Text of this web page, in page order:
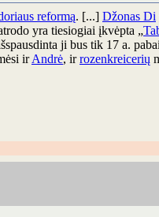
reformą. [...] Džonas Di
yra tiesiogiai įkvėpta „
ji bus tik 17 a.
irAndrė, irrozenkreicerių